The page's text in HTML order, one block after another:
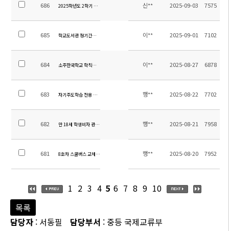
686 2025학년도 2학기 초등 수행평가 계획 안내(1~3학년)
신** 2025-09-03 7575
685 학교도서관 정기간행물 비치 안내 이** 2025-09-01 7102
684 소주한국학교 학칙개정에 따른 의견수렴 이** 2025-08-27 6878
683 자기주도학습 전용 독서실 “청학재(靑鶴齋)” 오픈
행** 2025-08-22 7702
682 만 18세 학생비자 관련 안내 행** 2025-08-21 7958
681 8호차 스쿨버스 교체 및 운행 시작 안내 행** 2025-08-20 7952
1 2 3 4 5 6 7 8 9 10
목록
담당자 : 서동필 담당부서 : 중등 국제교류부